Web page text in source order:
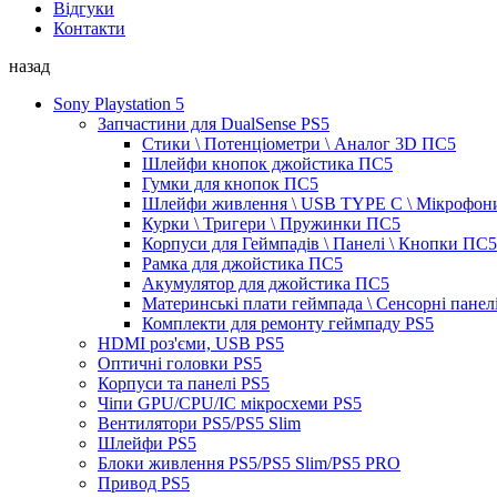
Відгуки
Контакти
назад
Sony Playstation 5
Запчастини для DualSense PS5
Стики \ Потенціометри \ Аналог 3D ПС5
Шлейфи кнопок джойстика ПС5
Гумки для кнопок ПС5
Шлейфи живлення \ USB TYPE C \
Курки \ Тригери \ Пружинки ПС5
Корпуси для Геймпадів \ Панелі \ Кнопки ПС5
Рамка для джойстика ПС5
Акумулятор для джойстика ПС5
Материнські плати геймпада \ Сенсорні
Комплекти для ремонту геймпаду PS5
HDMI роз'єми, USB PS5
Оптичні головки PS5
Корпуси та панелі PS5
Чіпи GPU/CPU/IC мікросхеми PS5
Вентилятори PS5/PS5 Slim
Шлейфи PS5
Блоки живлення PS5/PS5 Slim/PS5 PRO
Привод PS5